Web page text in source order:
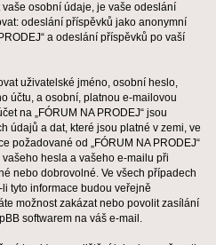
osobní údaje, je vaše odeslání
odeslání příspěvků jako anonymní
a odeslání příspěvků po vaší
uživatelské jméno, osobní heslo,
účtu, a osobní, platnou e-mailovou
na „FÓRUM NA PRODEJ“ jsou
údajů a dat, které jsou platné v zemi, ve
požadované od „FÓRUM NA PRODEJ“
hesla a vašeho e-mailu při
nebo dobrovolné. Ve všech případech
tyto informace budou veřejně
možnost zakázat nebo povolit zasílání
softwarem na váš e-mail.